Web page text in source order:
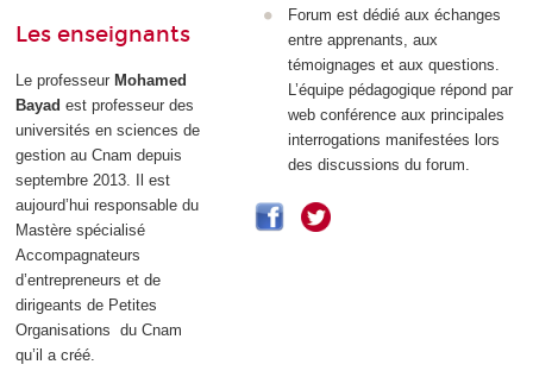
Les enseignants
Le professeur Mohamed
Bayad est professeur des
universités en sciences de
gestion au Cnam depuis
septembre 2013. Il est
aujourd’hui responsable du
Mastère spécialisé
Accompagnateurs
d’entrepreneurs et de
dirigeants de Petites
Organisations du Cnam
qu’il a créé.
Forum est dédié aux échanges
entre apprenants, aux
témoignages et aux questions.
L’équipe pédagogique répond par
web conférence aux principales
interrogations manifestées lors
des discussions du forum.